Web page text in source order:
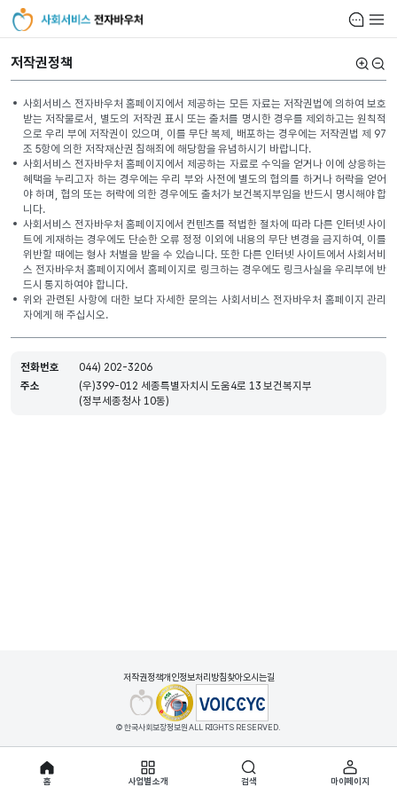
사회서비스
전자바우처
알림함
전
저작권정책 크게작게
사회서비스 전자바우처 홈페이지에서 제공하는 모든 자료는 저작권법에 의하여 보호
받는 저작물로서, 별도의 저작권 표시 또는 출처를 명시한 경우를 제외하고는 원칙적
으로 우리 부에 저작권이 있으며, 이를 무단 복제, 배포하는 경우에는 저작권법 제 97
조 5항에 의한 저작재산권 침해죄에 해당함을 유념하시기 바랍니다.
사회서비스 전자바우처 홈페이지에서 제공하는 자료로 수익을 얻거나 이에 상응하는
혜택을 누리고자 하는 경우에는 우리 부와 사전에 별도의 협의를 하거나 허락을 얻어
야 하며, 협의 또는 허락에 의한 경우에도 출처가 보건복지부임을 반드시 명시해야 합
니다.
사회서비스 전자바우처 홈페이지에서 컨텐츠를 적법한 절차에 따라 다른 인터넷 사이
트에 게재하는 경우에도 단순한 오류 정정 이외에 내용의 무단 변경을 금지하여, 이를
위반할 때에는 형사 처벌을 받을 수 있습니다. 또한 다른 인터넷 사이트에서 사회서비
스 전자바우처 홈페이지에서 홈페이지로 링크하는 경우에도 링크사실을 우리부에 반
드시 통지하여야 합니다.
위와 관련된 사항에 대한 보다 자세한 문의는 사회서비스 전자바우처 홈페이지 관리
자에게 해 주십시오.
전화번호
044) 202-3206
주소
(우)399-012 세종특별자치시 도움4로 13 보건복지부
(정부세종청사 10동)
저작권정책개인정보처리방침찾아오시는길
© 한국사회보장정보원 ALL RIGHTS RESERVED.
홈 사업별 소개 검색 마이페이지